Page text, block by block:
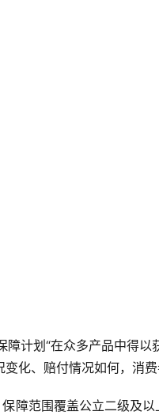
计划“在众多产品中得
化、赔付情况如何，消
障范围覆盖公立二级及